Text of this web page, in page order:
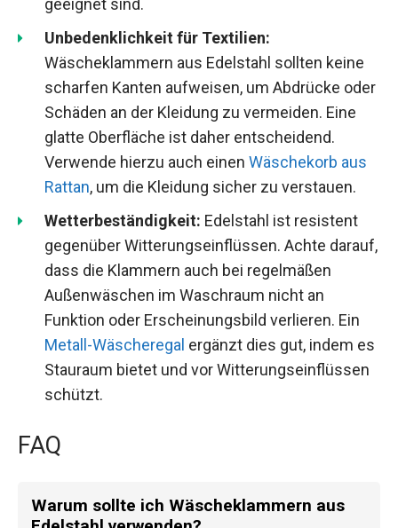
Unbedenklichkeit für Textilien:
Wäscheklammern aus Edelstahl sollten keine
scharfen Kanten aufweisen, um Abdrücke oder
Schäden an der Kleidung zu vermeiden. Eine
glatte Oberfläche ist daher entscheidend.
Verwende hierzu auch einen Wäschekorb aus
Rattan, um die Kleidung sicher zu verstauen.
Wetterbeständigkeit: Edelstahl ist resistent
gegenüber Witterungseinflüssen. Achte darauf,
dass die Klammern auch bei regelmäßen
Außenwäschen im Waschraum nicht an
Funktion oder Erscheinungsbild verlieren. Ein
Metall-Wäscheregal ergänzt dies gut, indem es
Stauraum bietet und vor Witterungseinflüssen
schützt.
FAQ
Warum sollte ich Wäscheklammern aus